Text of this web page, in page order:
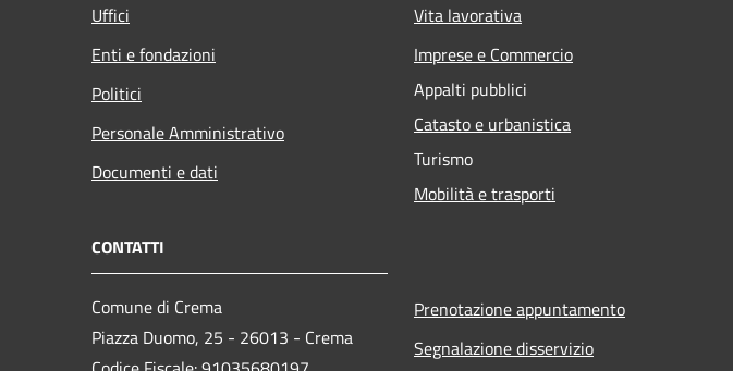
Uffici
Enti e fondazioni
Politici
Personale Amministrativo
Documenti e dati
Vita lavorativa
Imprese e Commercio
Appalti pubblici
Catasto e urbanistica
Turismo
Mobilità e trasporti
CONTATTI
Comune di Crema
Piazza Duomo, 25 - 26013 - Crema
Prenotazione appuntamento
Segnalazione disservizio